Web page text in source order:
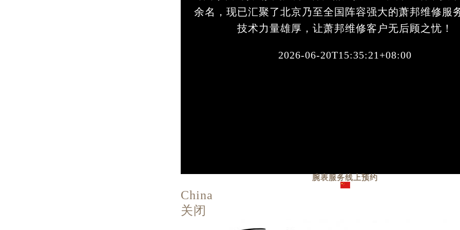
余名，现已汇聚了北京乃至全国阵容强大的萧邦维修服
技术力量雄厚，让萧邦维修客户无后顾之忧！
2026-06-20T15:35:21+08:00
腕表服务线上预约
China
关闭